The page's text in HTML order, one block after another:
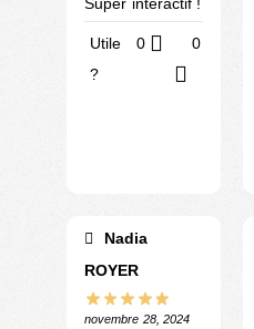
Super interactif !
Utile
?
0 0
Nadia
ROYER
novembre 28, 2024